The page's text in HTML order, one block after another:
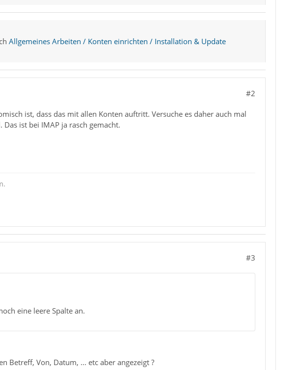
Allgemeines Arbeiten / Konten einrichten / Installation & Update
#2
ist, dass das mit allen Konten auftritt. Versuche es daher auch mal
ist bei IMAP ja rasch gemacht.
#3
eine leere Spalte an.
Betreff, Von, Datum, ... etc aber angezeigt ?